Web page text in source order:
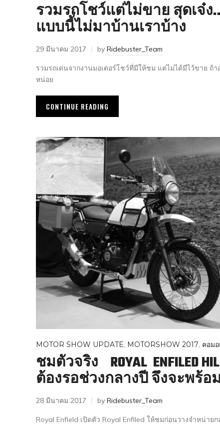
รวมรถโชว์แต่ไม่ขาย สุดเจ๋
แบบนี้ไม่มาบ้านเราบ้าง
29 มีนาคม 2017 by Ridebuster_Team
รวมรถเด่นจากงานมอเตอร์โชว์ที่มีให้ชม แต่ไม่ได้มีไว้ขาย ถ้า
หน่อย
CONTINUE READING
MOTOR SHOW UPDATE, MOTORSHOW 2017, คอม
ชมตัวจริง ROYAL ENFILED
ต้องรอช่วงกลางปี จึงจะพร้
28 มีนาคม 2017 by Ridebuster_Team
Royal Enfield เปิดตัว Royal Enfiled ให้ชมก่อนวางจำหน่าย